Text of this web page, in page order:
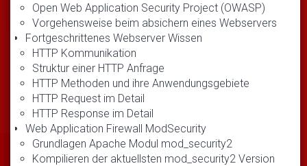
Open Web Application Security Project (OWASP)
Vorgehensweise beim absichern eines Webservers
Fortgeschrittenes Webserver Wissen
HTTP Kommunikation
Struktur einer HTTP Anfrage
HTTP Methoden und ihre Anwendungsgebiete
HTTP Request im Detail
HTTP Response im Detail
Web Application Firewall ModSecurity
Grundlagen Apache Modul mod_security2
Kompilieren der aktuellsten mod_security2 Version